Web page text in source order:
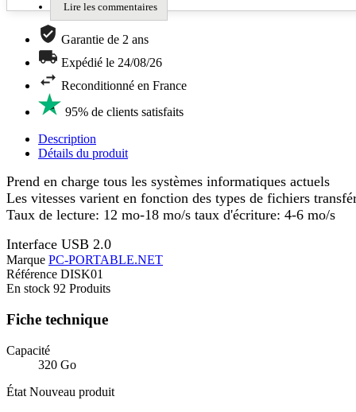
Lire les commentaires
Garantie de 2 ans
Expédié le 24/08/26
Reconditionné en France
95% de clients satisfaits
Description
Détails du produit
Prend en charge tous les systèmes informatiques actuels
Les vitesses varient en fonction des types de fichiers
Taux de lecture: 12 mo-18 mo/s taux d'écriture: 4-6 mo/s
Interface USB 2.0
Marque PC-PORTABLE.NET
Référence DISK01
En stock 92 Produits
Fiche technique
Capacité
320 Go
État Nouveau produit